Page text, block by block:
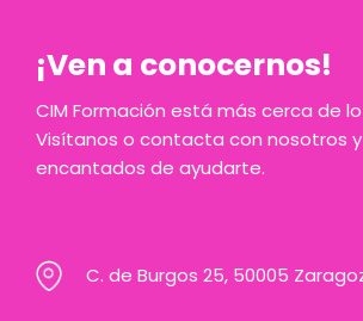
¡Ven a conocernos!
CIM Formación está más cerca de
Visítanos o contacta con nosotros
encantados de ayudarte.
C. de Burgos 25, 50005